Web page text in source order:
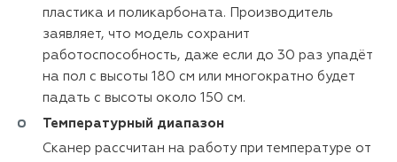
пластика и поликарбоната. Производитель
заявляет, что модель сохранит
работоспособность, даже если до 30 раз упадёт
на пол с высоты 180 см или многократно будет
падать с высоты около 150 см.
Температурный диапазон
Сканер рассчитан на работу при температуре от